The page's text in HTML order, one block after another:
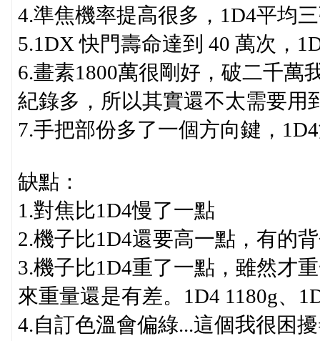
4.準焦機率提高很多，1D4平均
5.1DX 快門壽命達到 40 萬次，
6.畫素1800萬很剛好，破二千萬
紀錄多，所以其實還不太需要用
7.手把部份多了一個方向鍵，
缺點：
1.對焦比1D4慢了一點
2.機子比1D4還要高一點，有的
3.機子比1D4重了一點，雖然才
來重量還是有差。1D4 1180g、
4.自訂色溫會偏綠...這個我很困